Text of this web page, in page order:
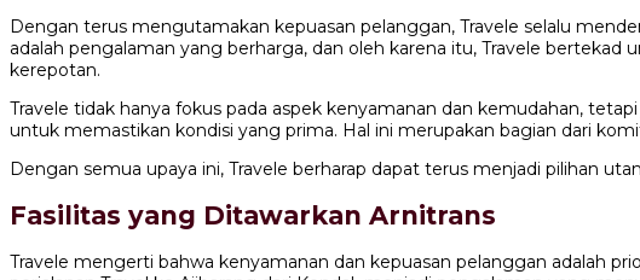
Dengan terus mengutamakan kepuasan pelanggan, Travele selalu
adalah pengalaman yang berharga, dan oleh karena itu, Travele
kerepotan.
Travele tidak hanya fokus pada aspek kenyamanan dan kemudahan,
untuk memastikan kondisi yang prima. Hal ini merupakan bagian dari
Dengan semua upaya ini, Travele berharap dapat terus menjadi pilihan
Fasilitas yang Ditawarkan Arnitrans
Travele mengerti bahwa kenyamanan dan kepuasan pelanggan adalah